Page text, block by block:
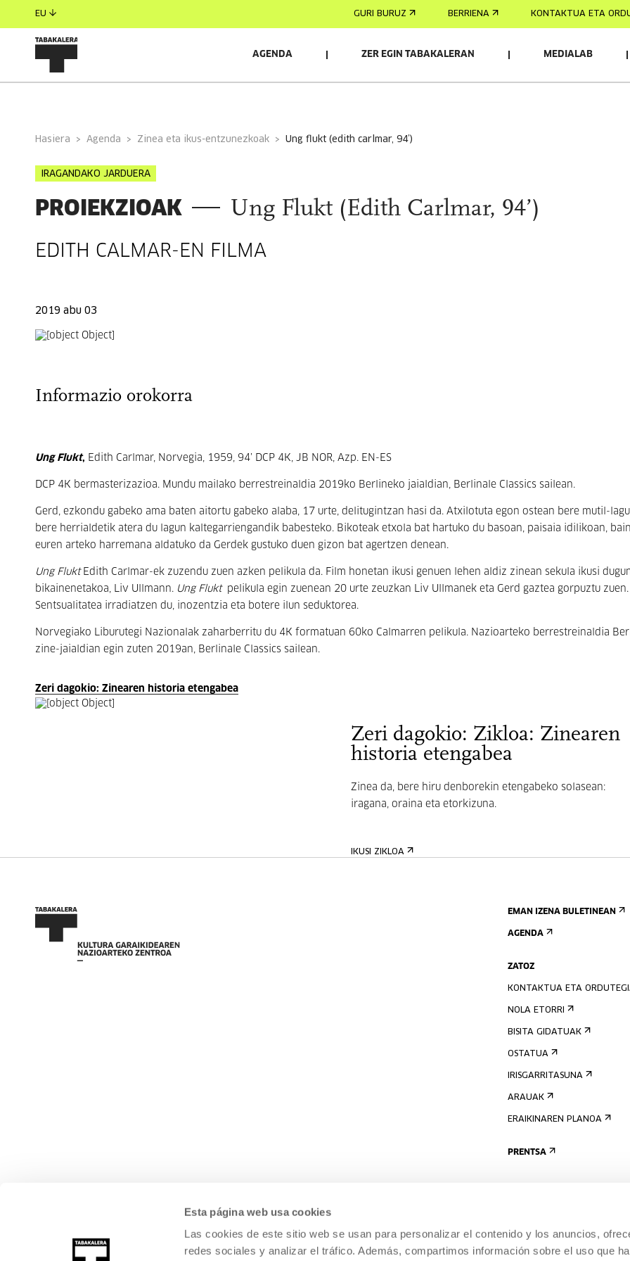
Esta página web usa cookies
Las cookies de este sitio web se usan para personalizar el contenido y los anuncios,
redes sociales y analizar el tráfico. Además, compartimos información sobre el uso que
EU GURI BURUZ BERRIENA KONTAKTUA ETA
AGENDA ZER EGIN TABAKALERAN MEDIALAB
Hasiera Agenda Zinea eta ikus-entzunezkoak ung flukt (edith carlmar, 94’)
IRAGANDAKO JARDUERA
PROIEKZIOAK Ung Flukt (Edith Carlmar, 94’)
EDITH CALMAR-EN FILMA
2019 abu 03
Informazio orokorra
Ung Flukt, Edith Carlmar, Norvegia, 1959, 94’ DCP 4K, JB NOR, Azp. EN-ES
DCP 4K bermasterizazioa. Mundu mailako berrestreinaldia 2019ko Berlineko jaialdian, Berlinale Classics sailean.
Gerd, ezkondu gabeko ama baten aitortu gabeko alaba, 17 urte, delitugintzan hasi da. Atxilotuta egon ostean bere mutil-
bere herrialdetik atera du lagun kaltegarriengandik babesteko. Bikoteak etxola bat hartuko du basoan, paisaia idilikoan,
euren arteko harremana aldatuko da Gerdek gustuko duen gizon bat agertzen denean.
Ung Flukt Edith Carlmar-ek zuzendu zuen azken pelikula da. Film honetan ikusi genuen lehen aldiz zinean sekula ikusi
bikainenetakoa, Liv Ullmann. Ung Flukt pelikula egin zuenean 20 urte zeuzkan Liv Ullmanek eta Gerd gaztea gorpuztu zuen.
Sentsualitatea irradiatzen du, inozentzia eta botere ilun seduktorea.
Norvegiako Liburutegi Nazionalak zaharberritu du 4K formatuan 60ko Calmarren pelikula. Nazioarteko berrestreinaldia
zine-jaialdian egin zuten 2019an, Berlinale Classics sailean.
Zeri dagokio: Zinearen historia etengabea
Zeri dagokio: Zikloa: Zinearen
historia etengabea
Zinea da, bere hiru denborekin etengabeko solasean:
iragana, oraina eta etorkizuna.
IKUSI ZIKLOA
EMAN IZENA BULETINEAN
AGENDA
ZATOZ
KONTAKTUA ETA
NOLA ETORRI
BISITA GIDATUAK
OSTATUA
IRISGARRITASUNA
ARAUAK
ERAIKINAREN PLANOA
PRENTSA